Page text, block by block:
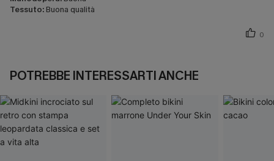
Tessuto: Buona qualità
0
POTREBBE INTERESSARTI ANCHE